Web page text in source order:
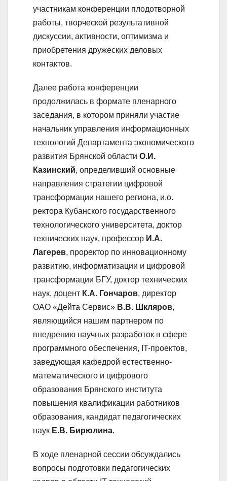
участникам конференции плодотворной
работы, творческой результативной
дискуссии, активности, оптимизма и
приобретения дружеских деловых
контактов.
Далее работа конференции
продолжилась в формате пленарного
заседания, в котором приняли участие
начальник управления информационных
технологий Департамента экономического
развития Брянской области О.И.
Казинский, определивший основные
направления стратегии цифровой
трансформации нашего региона, и.о.
ректора Кубанского государственного
технологического университета, доктор
технических наук, профессор И.А.
Лагерев, проректор по инновационному
развитию, информатизации и цифровой
трансформации БГУ, доктор технических
наук, доцент К.А. Гончаров, директор
ОАО «Дейта Сервис» В.В. Шкляров,
являющийся нашим партнером по
внедрению научных разработок в сфере
программного обеспечения, IT-проектов,
заведующая кафедрой естественно-
математического и цифрового
образования Брянского института
повышения квалификации работников
образования, кандидат педагогических
наук Е.В. Бирюлина.
В ходе пленарной сессии обсуждались
вопросы подготовки педагогических